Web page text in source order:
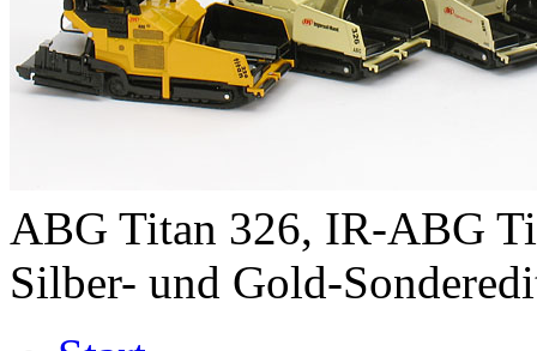
ABG Titan 326, IR-ABG
Silber- und Gold-